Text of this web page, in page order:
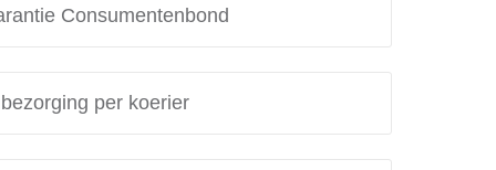
Consumentenbond
per koerier